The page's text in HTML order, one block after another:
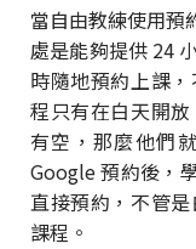
當自由教練使用預
處是能夠提供 24
時隨地預約上課
程只有在白天開
有空，那麼他們
Google 預約後，
直接預約，不管
課程。